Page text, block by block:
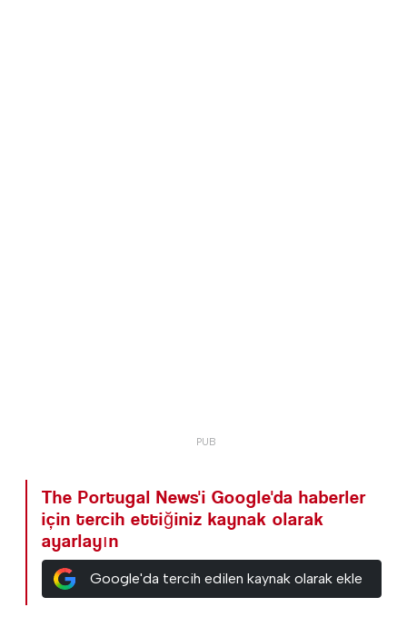
The Portugal News'i Google'da haberler
için tercih ettiğiniz kaynak olarak
ayarlayın
Google'da tercih edilen kaynak olarak ekle